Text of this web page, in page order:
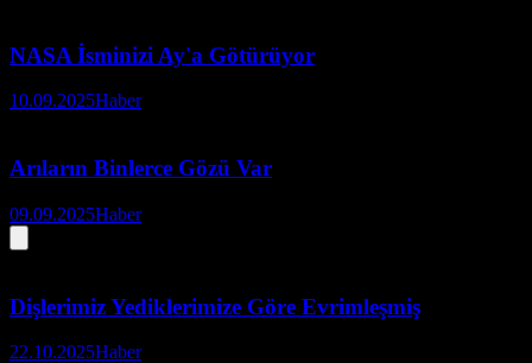
NASA İsminizi Ay'a Götürüyor
10.09.2025Haber
Arıların Binlerce Gözü Var
09.09.2025Haber
Dişlerimiz Yediklerimize Göre Evrimleşmiş
22.10.2025Haber